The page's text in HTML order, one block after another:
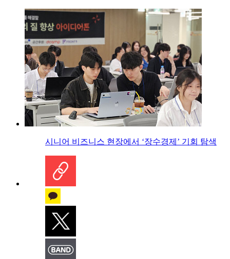
시니어 비즈니스 현장에서 ‘장수경제’ 기회 탐색